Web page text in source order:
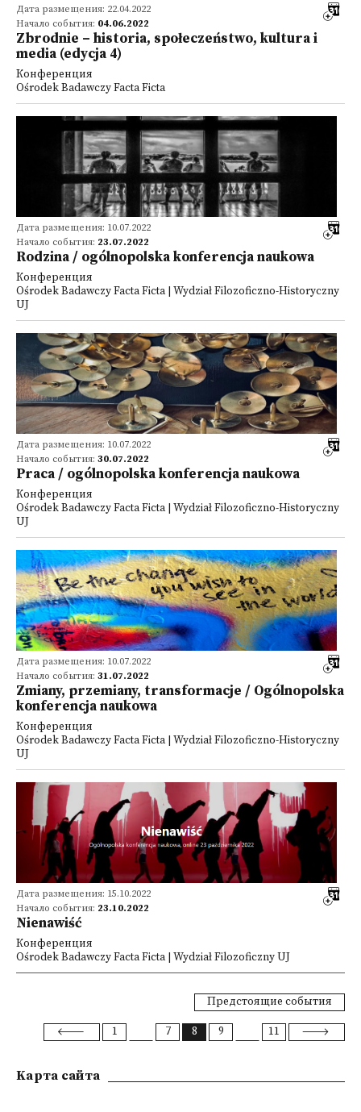
Дата размещения: 22.04.2022
Начало события: 04.06.2022
Zbrodnie – historia, społeczeństwo, kultura i
media (edycja 4)
Конференция
Ośrodek Badawczy Facta Ficta
Дата размещения: 10.07.2022
Начало события: 23.07.2022
Rodzina / ogólnopolska konferencja naukowa
Конференция
Ośrodek Badawczy Facta Ficta | Wydział Filozoficzno-Historyczny
UJ
Дата размещения: 10.07.2022
Начало события: 30.07.2022
Praca / ogólnopolska konferencja naukowa
Конференция
Ośrodek Badawczy Facta Ficta | Wydział Filozoficzno-Historyczny
UJ
Дата размещения: 10.07.2022
Начало события: 31.07.2022
Zmiany, przemiany, transformacje / Ogólnopolska
konferencja naukowa
Конференция
Ośrodek Badawczy Facta Ficta | Wydział Filozoficzno-Historyczny
UJ
Дата размещения: 15.10.2022
Начало события: 23.10.2022
Nienawiść
Конференция
Ośrodek Badawczy Facta Ficta | Wydział Filozoficzny UJ
Предстоящие события
1 7 8 9 11
Kарта сайта